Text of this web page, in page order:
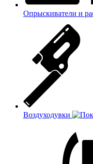
Опрыскиватели и
Воздуходувки